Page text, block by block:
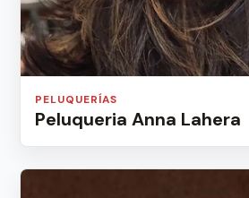
PELUQUERÍAS
Peluqueria Anna Lahera